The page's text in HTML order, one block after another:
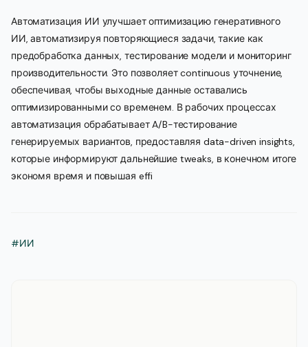
Автоматизация ИИ улучшает оптимизацию генеративного
ИИ, автоматизируя повторяющиеся задачи, такие как
предобработка данных, тестирование модели и мониторинг
производительности. Это позволяет continuous уточнение,
обеспечивая, чтобы выходные данные оставались
оптимизированными со временем. В рабочих процессах
автоматизация обрабатывает A/B-тестирование
генерируемых вариантов, предоставляя data-driven insights,
которые информируют дальнейшие tweaks, в конечном итоге
экономя время и повышая effi
#ИИ